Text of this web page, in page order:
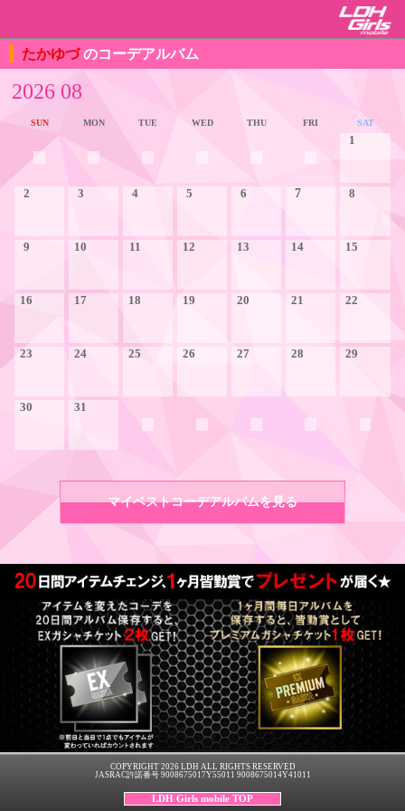
たかゆづのコーデアルバム
2026 08
SUN MON TUE WED THU FRI SAT
1
2 3 4 5 6 7 8
9 10 11 12 13 14 15
16 17 18 19 20 21 22
23 24 25 26 27 28 29
30 31
マイベストコーデアルバムを見る
COPYRIGHT 2026 LDH ALL RIGHTS RESERVED
JASRAC許諾番号 9008675017Y55011 9008675014Y41011
LDH Girls mobile TOP